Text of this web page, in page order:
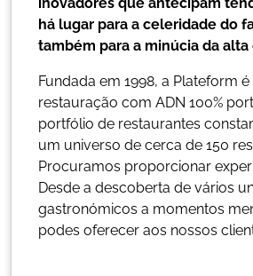
há lugar para a celeridade do
também para a minúcia da alta
Fundada em 1998, a Plateform
restauração com ADN 100%
portfólio de restaurantes
um universo de cerca de 150
Procuramos proporcionar
Desde a descoberta de vários
gastronómicos a momentos
podes oferecer aos nossos